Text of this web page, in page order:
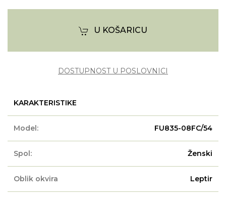
U KOŠARICU
DOSTUPNOST U POSLOVNICI
KARAKTERISTIKE
Model: FU835-08FC/54
Spol: Ženski
Oblik okvira Leptir